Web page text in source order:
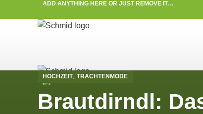
ADD ANYTHING HERE OR JUST REMOVE IT…
HOCHZEIT, TRACHTENMODE
Brautdirndl: